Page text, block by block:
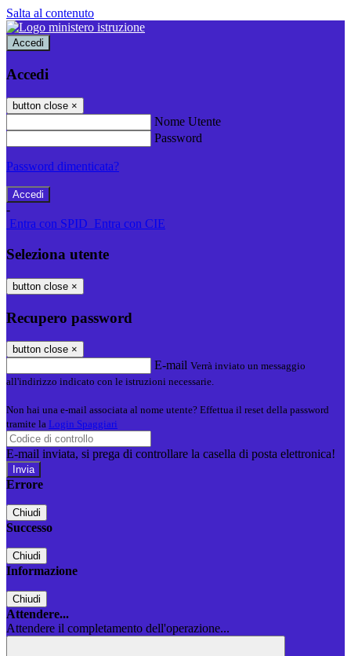
Salta al contenuto
Accedi
Accedi
button close ×
Nome Utente
Password
Password dimenticata?
-
Entra con SPID Entra con CIE
Seleziona utente
button close ×
Recupero password
button close ×
E-mail Verrà inviato un messaggio
all'indirizzo indicato con le istruzioni necessarie.
Non hai una e-mail associata al nome utente? Effettua il reset della password
tramite la Login Spaggiari
E-mail inviata, si prega di controllare la casella di posta elettronica!
Errore
Chiudi
Successo
Chiudi
Informazione
Chiudi
Attendere...
Attendere il completamento dell'operazione...